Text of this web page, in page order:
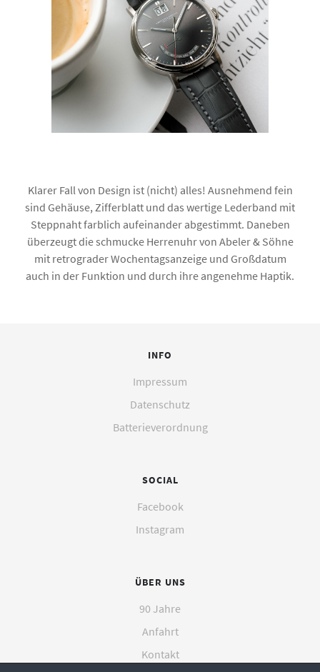
Klarer Fall von Design ist (nicht) alles! Ausnehmend fein
sind Gehäuse, Zifferblatt und das wertige Lederband mit
Steppnaht farblich aufeinander abgestimmt. Daneben
überzeugt die schmucke Herrenuhr von Abeler & Söhne
mit retrograder Wochentagsanzeige und Großdatum
auch in der Funktion und durch ihre angenehme Haptik.
INFO
Impressum
Datenschutz
Batterieverordnung
SOCIAL
Facebook
Instagram
ÜBER UNS
90 Jahre
Anfahrt
Kontakt